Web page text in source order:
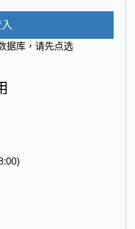
据库，请先点选